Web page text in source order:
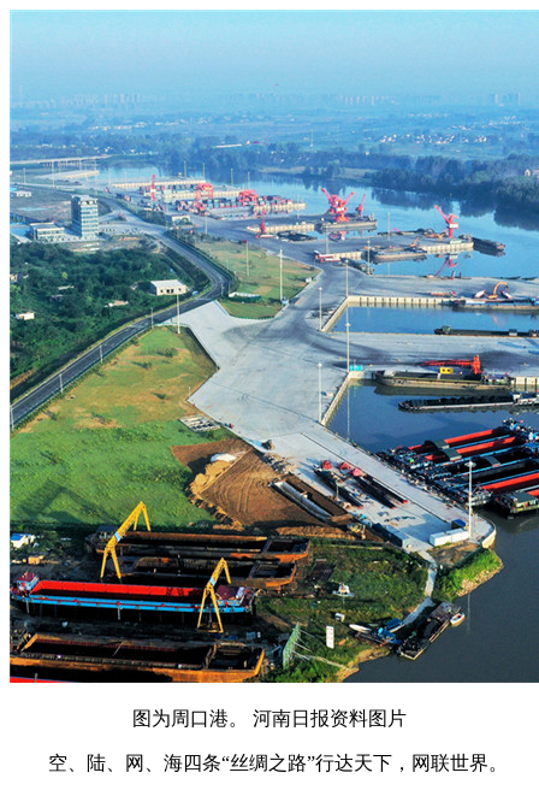
图为周口港。 河南日报资料图片
空、陆、网、海四条“丝绸之路”行达天下，网联世界。